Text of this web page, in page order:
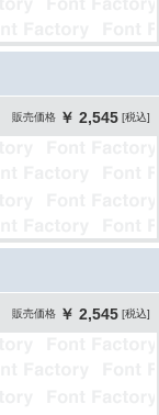
販売価格 ￥ 2,545 [税込]
販売価格 ￥ 2,545 [税込]